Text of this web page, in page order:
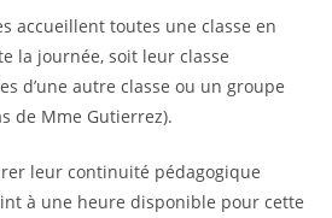
accueillent toutes une classe en
la journée, soit leur classe
d’une autre classe ou un groupe
de Mme Gutierrez).
leur continuité pédagogique
à une heure disponible pour cette